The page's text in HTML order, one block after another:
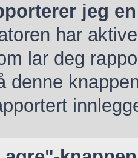
jeg
har
lar deg
denne